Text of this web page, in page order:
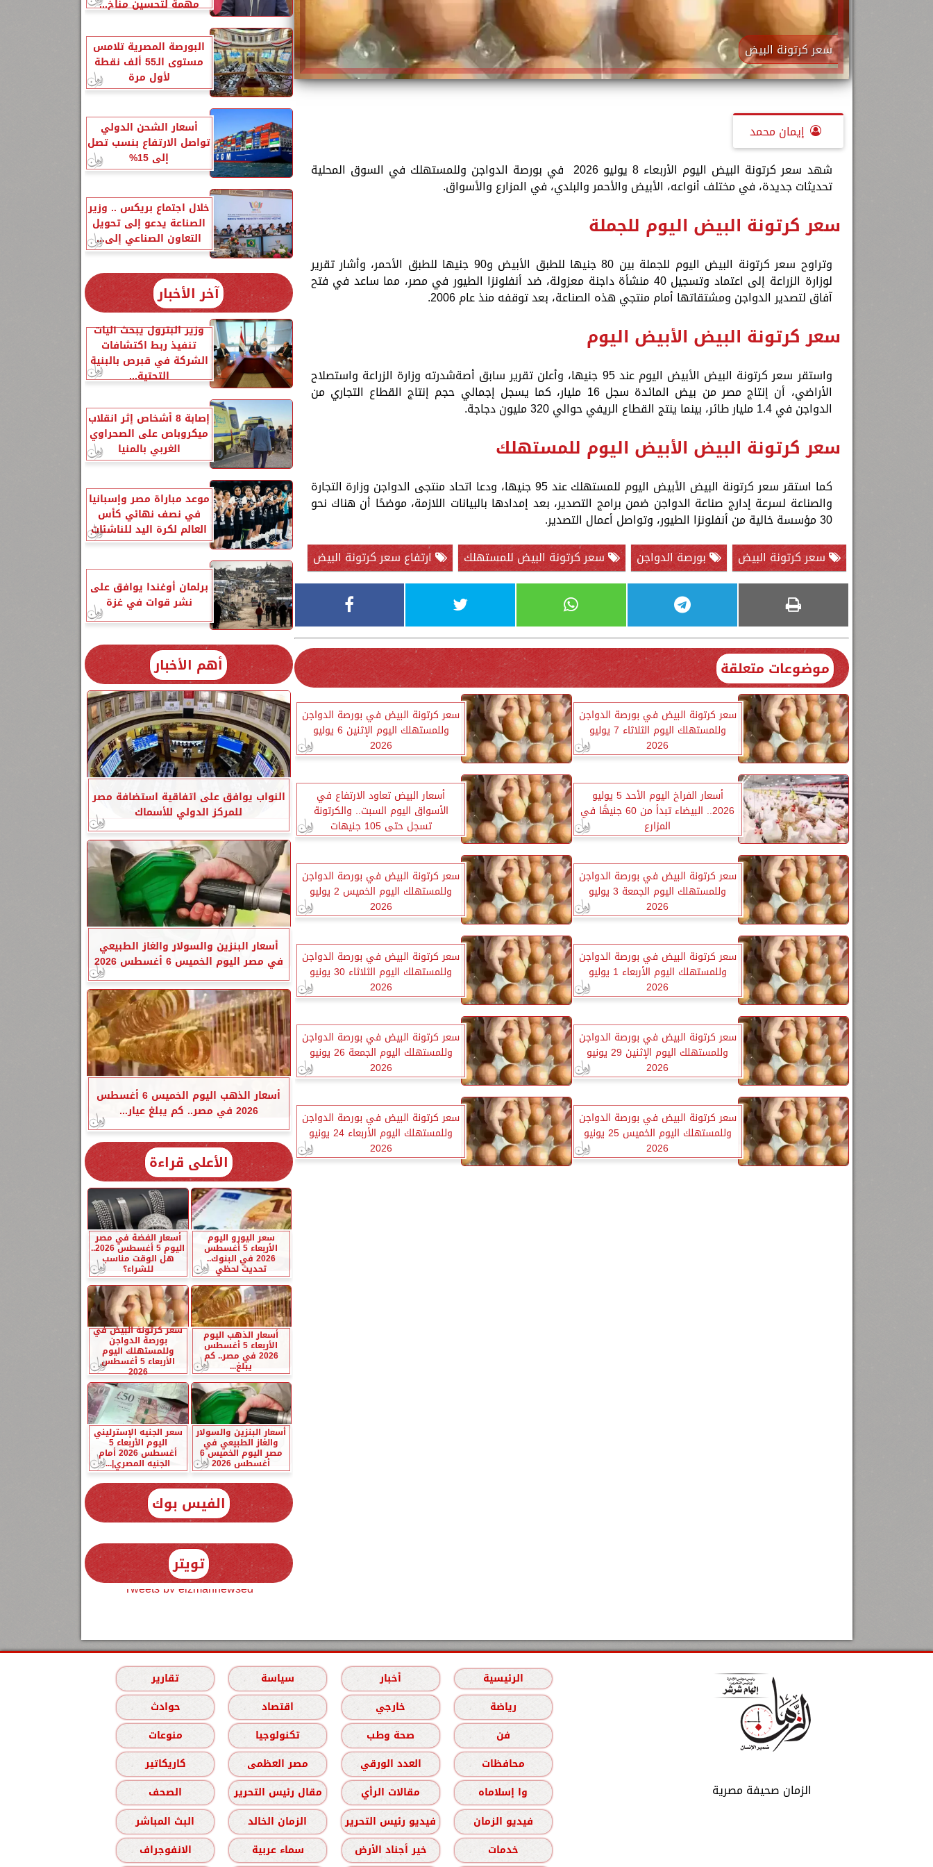
سعر كرتونة البيض
إيمان محمد
شهد سعر كرتونة البيض اليوم الأربعاء 8 يوليو 2026 في بورصة الدواجن وللمستهلك في السوق المحلية
تحديثات جديدة، في مختلف أنواعه، الأبيض والأحمر والبلدي، في المزارع والأسواق.
سعر كرتونة البيض اليوم للجملة
وتراوح سعر كرتونة البيض اليوم للجملة بين 80 جنيها للطبق الأبيض و90 جنيها للطبق الأحمر، وأشار تقرير
لوزارة الزراعة إلى اعتماد وتسجيل 40 منشأة داجنة معزولة، ضد أنفلونزا الطيور في مصر، مما ساعد في فتح
آفاق لتصدير الدواجن ومشتقاتها أمام منتجي هذه الصناعة، بعد توقفه منذ عام 2006.
سعر كرتونة البيض الأبيض اليوم
واستقر سعر كرتونة البيض الأبيض اليوم عند 95 جنيها، وأعلن تقرير سابق أصةشدرته وزارة الزراعة واستصلاح
الأراضي، أن إنتاج مصر من بيض المائدة سجل 16 مليار، كما يسجل إجمالي حجم إنتاج القطاع التجاري من
الدواجن في 1.4 مليار طائر، بينما ينتج القطاع الريفي حوالي 320 مليون دجاجة.
سعر كرتونة البيض الأبيض اليوم للمستهلك
كما استقر سعر كرتونة البيض الأبيض اليوم للمستهلك عند 95 جنيها، ودعا اتحاد منتجى الدواجن وزارة التجارة
والصناعة لسرعة إدارج صناعة الدواجن ضمن برامج التصدير، بعد إمدادها بالبيانات اللازمة، موضحًا أن هناك نحو
30 مؤسسة خالية من أنفلونزا الطيور، وتواصل أعمال التصدير.
سعر كرتونة البيض
بورصة الدواجن سعر كرتونة البيض للمستهلك ارتفاع سعر كرتونة البيض
موضوعات متعلقة
سعر كرتونة البيض في بورصة الدواجن
وللمستهلك اليوم الثلاثاء 7 يوليو
2026
سعر كرتونة البيض في بورصة الدواجن
وللمستهلك اليوم الإثنين 6 يوليو
2026
أسعار الفراخ اليوم الأحد 5 يوليو
2026.. البيضاء تبدأ من 60 جنيهًا في
المزارع
أسعار البيض تعاود الارتفاع في
الأسواق اليوم السبت.. والكرتونة
تسجل حتى 105 جنيهات
سعر كرتونة البيض في بورصة الدواجن
وللمستهلك اليوم الجمعة 3 يوليو
2026
سعر كرتونة البيض في بورصة الدواجن
وللمستهلك اليوم الخميس 2 يوليو
2026
سعر كرتونة البيض في بورصة الدواجن
وللمستهلك اليوم الأربعاء 1 يوليو
2026
سعر كرتونة البيض في بورصة الدواجن
وللمستهلك اليوم الثلاثاء 30 يونيو
2026
سعر كرتونة البيض في بورصة الدواجن
وللمستهلك اليوم الإثنين 29 يونيو
2026
سعر كرتونة البيض في بورصة الدواجن
وللمستهلك اليوم الجمعة 26 يونيو
2026
سعر كرتونة البيض في بورصة الدواجن
وللمستهلك اليوم الخميس 25 يونيو
2026
سعر كرتونة البيض في بورصة الدواجن
وللمستهلك اليوم الأربعاء 24 يونيو
2026
مهمة لتحسين مناخ...
البورصة المصرية تلامس
مستوى الـ55 ألف نقطة
لأول مرة
أسعار الشحن الدولي
تواصل الارتفاع بنسب تصل
إلى 15%
خلال اجتماع بريكس .. وزير
الصناعة يدعو إلى تحويل
التعاون الصناعي إلى...
آخر الأخبار
وزير البترول يبحث آليات
تنفيذ ربط اكتشافات
الشركة في قبرص بالبنية
التحتية...
إصابة 8 أشخاص إثر انقلاب
ميكروباص على الصحراوي
الغربي بالمنيا
موعد مباراة مصر وإسبانيا
في نصف نهائي كأس
العالم لكرة اليد للناشئات
برلمان أوغندا يوافق على
نشر قوات في غزة
أهم الأخبار
النواب يوافق على اتفاقية استضافة مصر
للمركز الدولي للأسماك
أسعار البنزين والسولار والغاز الطبيعي
في مصر اليوم الخميس 6 أغسطس 2026
أسعار الذهب اليوم الخميس 6 أغسطس
2026 في مصر.. كم يبلغ عيار...
الأعلى قراءة
سعر اليورو اليوم
الأربعاء 5 أغسطس
2026 في البنوك..
تحديث لحظي
أسعار الفضة في مصر
اليوم 5 أغسطس 2026..
هل الوقت مناسب
للشراء؟
أسعار الذهب اليوم
الأربعاء 5 أغسطس
2026 في مصر.. كم
يبلغ...
سعر كرتونة البيض في
بورصة الدواجن
وللمستهلك اليوم
الأربعاء 5 أغسطس
2026
أسعار البنزين والسولار
والغاز الطبيعي في
مصر اليوم الخميس 6
أغسطس 2026
سعر الجنيه الإسترليني
اليوم الأربعاء 5
أغسطس 2026 أمام
الجنيه المصري|...
الفيس بوك
تويتر
Tweets by elzmannewseg
الزمان صحيفة مصرية
الرئيسية أخبار سياسة
تقارير
رياضة
خارجي اقتصاد
حوادث
فن
صحة وطب تكنولوجيا
منوعات
محافظات
العدد الورقي مصر العظمى
كاريكاتير
وا إسلاماه
مقالات الرأي مقال رئيس التحرير
الصحف
فيديو الزمان
فيديو رئيس التحرير الزمان الخالد
البث المباشر
خدمات
خير أجناد الأرض سماء عربية الانفوجراف